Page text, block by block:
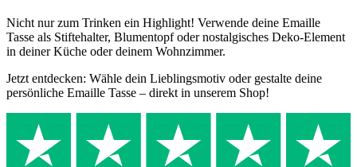
Nicht nur zum Trinken ein Highlight! Verwende deine Emaille
Tasse als Stiftehalter, Blumentopf oder nostalgisches Deko-Element
in deiner Küche oder deinem Wohnzimmer.
Jetzt entdecken: Wähle dein Lieblingsmotiv oder gestalte deine
persönliche Emaille Tasse – direkt in unserem Shop!